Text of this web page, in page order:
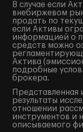
В случае если
внебиржевом
продать по
если Активы
информацией о
средств можно
Актива
подробные
брокера.
результаты
отношении
инструментов и
описываемого